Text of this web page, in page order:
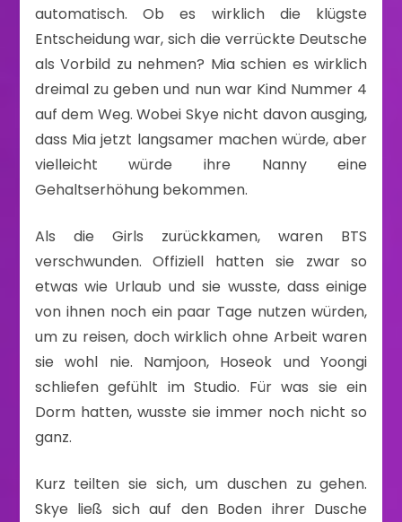
automatisch. Ob es wirklich die klügste
Entscheidung war, sich die verrückte Deutsche
als Vorbild zu nehmen? Mia schien es wirklich
dreimal zu geben und nun war Kind Nummer 4
auf dem Weg. Wobei Skye nicht davon ausging,
dass Mia jetzt langsamer machen würde, aber
vielleicht würde ihre Nanny eine
Gehaltserhöhung bekommen.
Als die Girls zurückkamen, waren BTS
verschwunden. Offiziell hatten sie zwar so
etwas wie Urlaub und sie wusste, dass einige
von ihnen noch ein paar Tage nutzen würden,
um zu reisen, doch wirklich ohne Arbeit waren
sie wohl nie. Namjoon, Hoseok und Yoongi
schliefen gefühlt im Studio. Für was sie ein
Dorm hatten, wusste sie immer noch nicht so
ganz.
Kurz teilten sie sich, um duschen zu gehen.
Skye ließ sich auf den Boden ihrer Dusche